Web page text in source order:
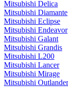
Mitsubishi Delica
Mitsubishi Diamante
Mitsubishi Eclipse
Mitsubishi Endeavor
Mitsubishi Galant
Mitsubishi Grandis
Mitsubishi L200
Mitsubishi Lancer
Mitsubishi Mirage
Mitsubishi Outlander